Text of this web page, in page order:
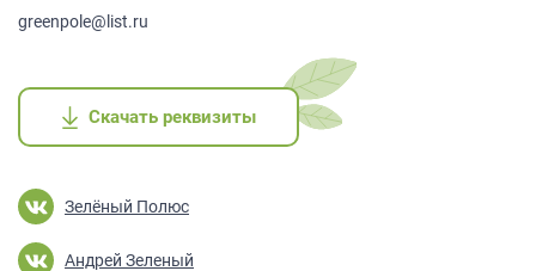
Зелёный Полюс
Андрей Зеленый
greenpole@list.ru
Скачать реквизиты
Скачать реквизиты
Скачать реквизиты
Скачать реквизиты
Скачать реквизиты